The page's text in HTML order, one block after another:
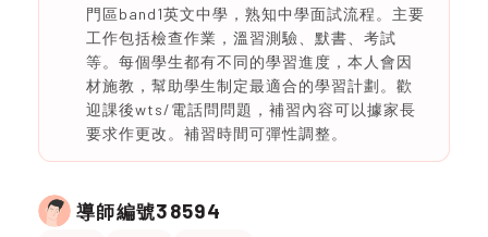
門區band1英文中學，熟知中學面試流程。主要
工作包括檢查作業，溫習測驗、默書、考試
等。每個學生都有不同的學習進度，本人會因
材施教，幫助學生制定最適合的學習計劃。歡
迎課後wts/電話問問題，補習內容可以據家長
要求作更改。補習時間可彈性調整。
導師編號38594